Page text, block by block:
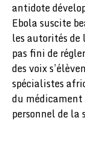
antidote
Ebola suscite
les autorités
pas fini de
des voix
spécialistes
du
personnel de la